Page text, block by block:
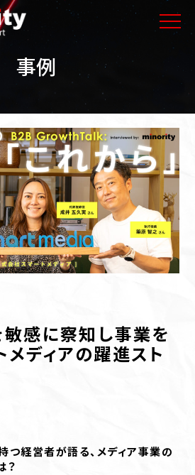
事例
感に察知し事業を
メディアの躍進スト
つ経営者が語る、メディア事業の
？